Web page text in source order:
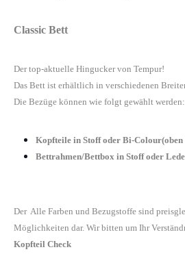
Classic Bett
Der top-aktuelle Hingucker von Tempur!
Das Bett ist erhältlich in verschiedenen
Die Bezüge können wie folgt gewählt werden:
Kopfteile in Stoff oder Bi-
Bettrahmen/Bettbox in Stoff oder
Der Alle Farben und Bezugstoffe sind
Möglichkeiten dar. Wir bitten um Ihr
Kopfteil Check